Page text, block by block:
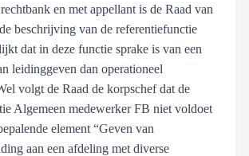
en met appellant is de Raad van
beschrijving van de referentiefunctie
dat in deze functie sprake is van een
leidinggeven dan operationeel
volgt de Raad de korpschef dat de
Algemeen medewerker FB niet voldoet
element “Geven van
aan een afdeling met diverse